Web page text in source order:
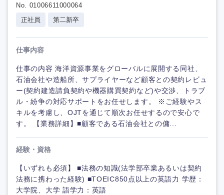
No. 01006611000064
正社員
第二新卒
仕事内容
仕事の内容 海洋資源事業をグローバルに展開する同社、
石油会社や造船所、サプライヤーなど顧客との契約レビュ
ー(契約建造請負契約や機器購買契約など)や交渉、トラブ
ル・紛争の対応サポートをお任せします。 ※ご経験やス
キルを考慮し、OJTを通じて順次お任せするので安心で
す。 【業務詳細】■顧客である石油会社との傭...
経験・資格
【いずれも必須】 ■法務の知識(法学部卒業あるいは契約
法務に携わった経験) ■TOEIC850点以上の英語力 学歴：
大学院、大学 語学力：英語